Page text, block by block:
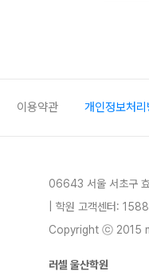
이용약관 개인정보처
06643 서울 서초구
| 학원 고객센터:
Copyright ⓒ 2015
러셀 울산학원